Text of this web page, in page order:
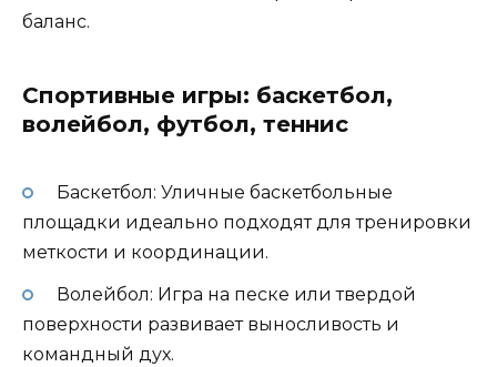
баланс.
Спортивные игры: баскетбол,
волейбол, футбол, теннис
Баскетбол: Уличные баскетбольные
площадки идеально подходят для тренировки
меткости и координации.
Волейбол: Игра на песке или твердой
поверхности развивает выносливость и
командный дух.